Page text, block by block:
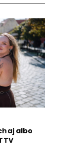
albo